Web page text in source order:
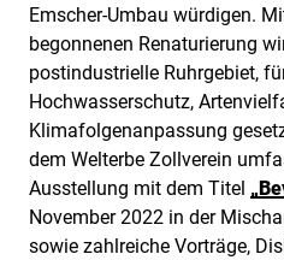
Emscher-Umbau würdigen.
begonnenen Renaturierung
postindustrielle Ruhrgebiet,
Hochwasserschutz,
Klimafolgenanpassung
dem Welterbe Zollverein
Ausstellung mit dem Titel
November 2022 in der
sowie zahlreiche Vorträge,